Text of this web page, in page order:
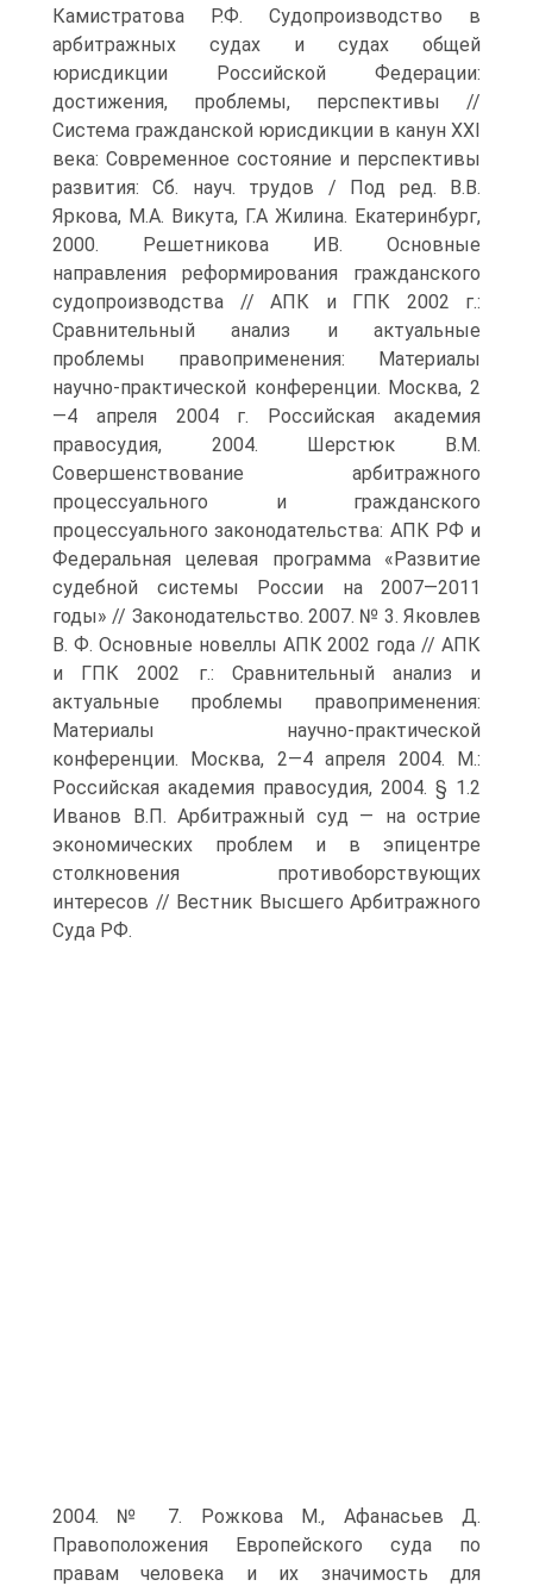
Камистратова Р.Ф. Судопроизводство в
арбитражных судах и судах общей
юрисдикции Российской Федерации:
достижения, проблемы, перспективы //
Система гражданской юрисдикции в канун XXI
века: Современное состояние и перспективы
развития: Сб. науч. трудов / Под ред. В.В.
Яркова, М.А. Викута, Г.А Жилина. Екатеринбург,
2000. Решетникова ИВ. Основные
направления реформирования гражданского
судопроизводства // АПК и ГПК 2002 г.:
Сравнительный анализ и актуальные
проблемы правоприменения: Материалы
научно-практической конференции. Москва, 2
—4 апреля 2004 г. Российская академия
правосудия, 2004. Шерстюк В.М.
Совершенствование арбитражного
процессуального и гражданского
процессуального законодательства: АПК РФ и
Федеральная целевая программа «Развитие
судебной системы России на 2007—2011
годы» // Законодательство. 2007. № 3. Яковлев
В. Ф. Основные новеллы АПК 2002 года // АПК
и ГПК 2002 г.: Сравнительный анализ и
актуальные проблемы правоприменения:
Материалы научно-практической
конференции. Москва, 2—4 апреля 2004. М.:
Российская академия правосудия, 2004. § 1.2
Иванов В.П. Арбитражный суд — на острие
экономических проблем и в эпицентре
столкновения противоборствующих
интересов // Вестник Высшего Арбитражного
Суда РФ.
2004. № 7. Рожкова М., Афанасьев Д.
Правоположения Европейского суда по
правам человека и их значимость для